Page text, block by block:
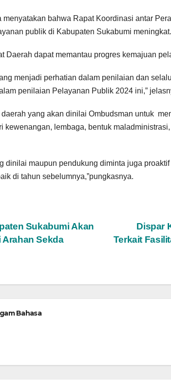
menyatakan bahwa Rapat Koordinasi antar
publik di Kabupaten Sukabumi meningkat.
Daerah dapat memantau progres kemajuan
menjadi perhatian dalam penilaian dan
penilaian Pelayanan Publik 2024 ini,”
yang akan dinilai Ombudsman untuk
kewenangan, lembaga, bentuk
dinilai maupun pendukung diminta juga
di tahun sebelumnya,”pungkasnya.
Dispar
Terkait
Sukabumi Akan
Sekda
Bahasa